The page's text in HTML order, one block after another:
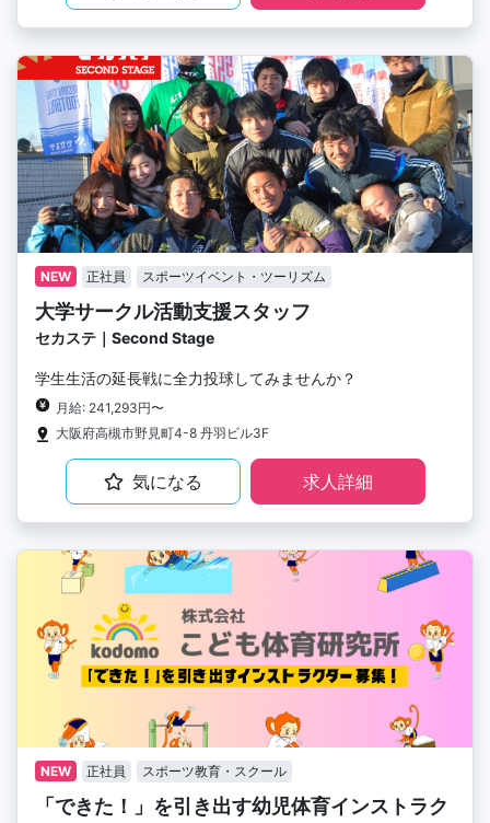
NEW 正社員 スポーツイベント・ツーリズム
大学サークル活動支援スタッフ
セカステ｜Second Stage
学生生活の延長戦に全力投球してみませんか？
月給: 241,293円〜
大阪府高槻市野見町4-8 丹羽ビル3F
気になる 求人詳細
NEW 正社員 スポーツ教育・スクール
「できた！」を引き出す幼児体育インストラク